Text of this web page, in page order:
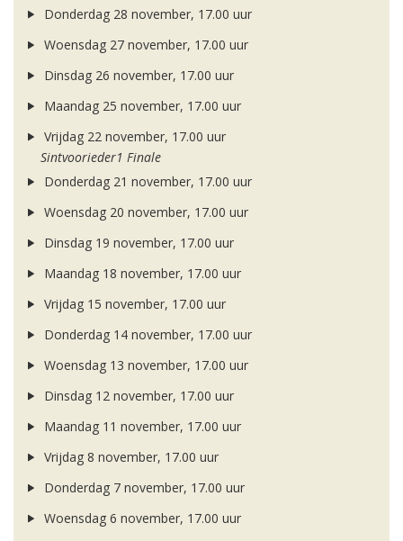
Donderdag 28 november, 17.00 uur
Woensdag 27 november, 17.00 uur
Dinsdag 26 november, 17.00 uur
Maandag 25 november, 17.00 uur
Vrijdag 22 november, 17.00 uur
Sintvoorieder1 Finale
Donderdag 21 november, 17.00 uur
Woensdag 20 november, 17.00 uur
Dinsdag 19 november, 17.00 uur
Maandag 18 november, 17.00 uur
Vrijdag 15 november, 17.00 uur
Donderdag 14 november, 17.00 uur
Woensdag 13 november, 17.00 uur
Dinsdag 12 november, 17.00 uur
Maandag 11 november, 17.00 uur
Vrijdag 8 november, 17.00 uur
Donderdag 7 november, 17.00 uur
Woensdag 6 november, 17.00 uur